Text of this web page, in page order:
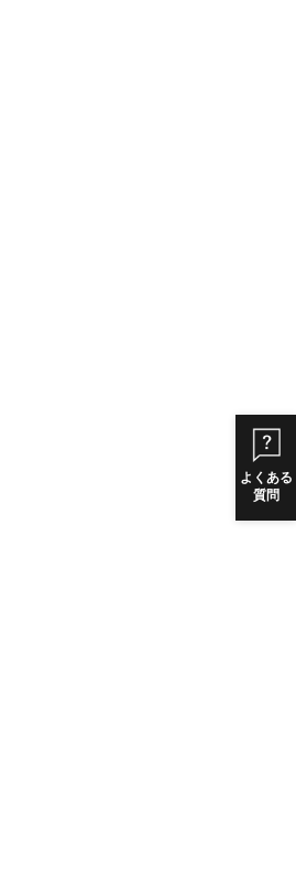
よくある
質問